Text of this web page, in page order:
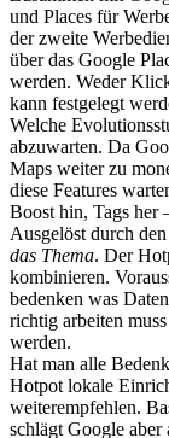
und Places für
der zweite
über das Google
werden. Weder
kann festgelegt
Welche
abzuwarten. Da
Maps weiter zu
diese Features
Boost hin, Tags her
Ausgelöst durch
das Thema. Der
kombinieren.
bedenken was
richtig arbeiten
werden.
Hat man alle
Hotpot lokale
weiterempfehlen.
schlägt Google aber